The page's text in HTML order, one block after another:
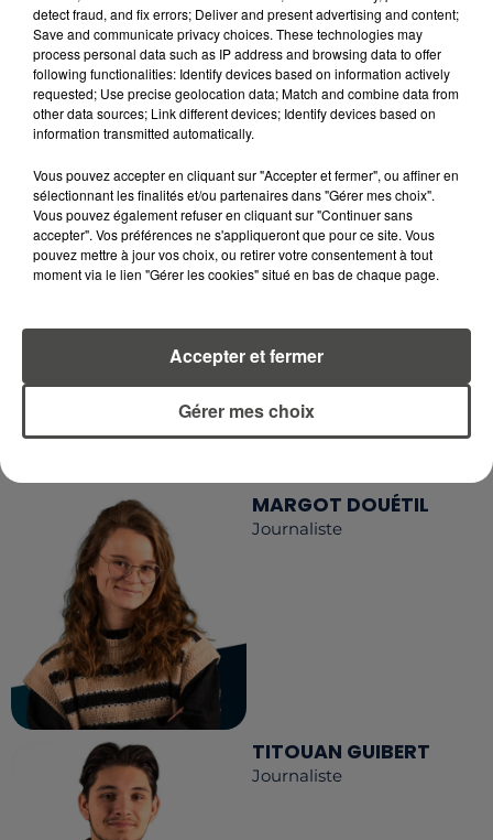
RECEVEZ LES ALERTES INFOS DE LA RÉDACTION
EN TÉLÉCHARGEANT L'APPLICATION MOBILE
RCA
LA RÉDACTION
RCA
Voir toute l'équipe RCA
DIMITRI COUTAND
Journaliste
MARGOT DOUÉTIL
Journaliste
TITOUAN GUIBERT
Journaliste
detect fraud, and fix errors; Deliver and present advertising and content;
Save and communicate privacy choices. These technologies may
process personal data such as IP address and browsing data to offer
following functionalities: Identify devices based on information actively
requested; Use precise geolocation data; Match and combine data from
other data sources; Link different devices; Identify devices based on
information transmitted automatically.
Vous pouvez accepter en cliquant sur "Accepter et fermer", ou affiner en
sélectionnant les finalités et/ou partenaires dans "Gérer mes choix".
Vous pouvez également refuser en cliquant sur "Continuer sans
accepter". Vos préférences ne s'appliqueront que pour ce site. Vous
pouvez mettre à jour vos choix, ou retirer votre consentement à tout
moment via le lien "Gérer les cookies" situé en bas de chaque page.
Gérer mes choix
Accepter et fermer